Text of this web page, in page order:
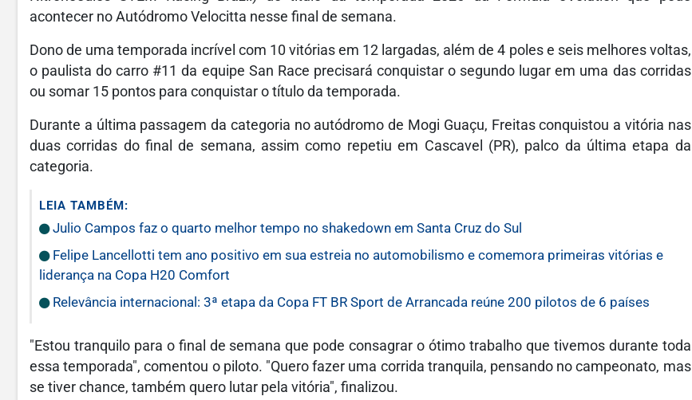
acontecer no Autódromo Velocitta nesse final de semana.
Dono de uma temporada incrível com 10 vitórias em 12 largadas, além de 4 poles e seis melhores voltas,
o paulista do carro #11 da equipe San Race precisará conquistar o segundo lugar em uma das corridas
ou somar 15 pontos para conquistar o título da temporada.
Durante a última passagem da categoria no autódromo de Mogi Guaçu, Freitas conquistou a vitória nas
duas corridas do final de semana, assim como repetiu em Cascavel (PR), palco da última etapa da
categoria.
LEIA TAMBÉM:
Julio Campos faz o quarto melhor tempo no shakedown em Santa Cruz do Sul
Felipe Lancellotti tem ano positivo em sua estreia no automobilismo e comemora primeiras vitórias e
liderança na Copa H20 Comfort
Relevância internacional: 3ª etapa da Copa FT BR Sport de Arrancada reúne 200 pilotos de 6 países
"Estou tranquilo para o final de semana que pode consagrar o ótimo trabalho que tivemos durante toda
essa temporada", comentou o piloto. "Quero fazer uma corrida tranquila, pensando no campeonato, mas
se tiver chance, também quero lutar pela vitória", finalizou.